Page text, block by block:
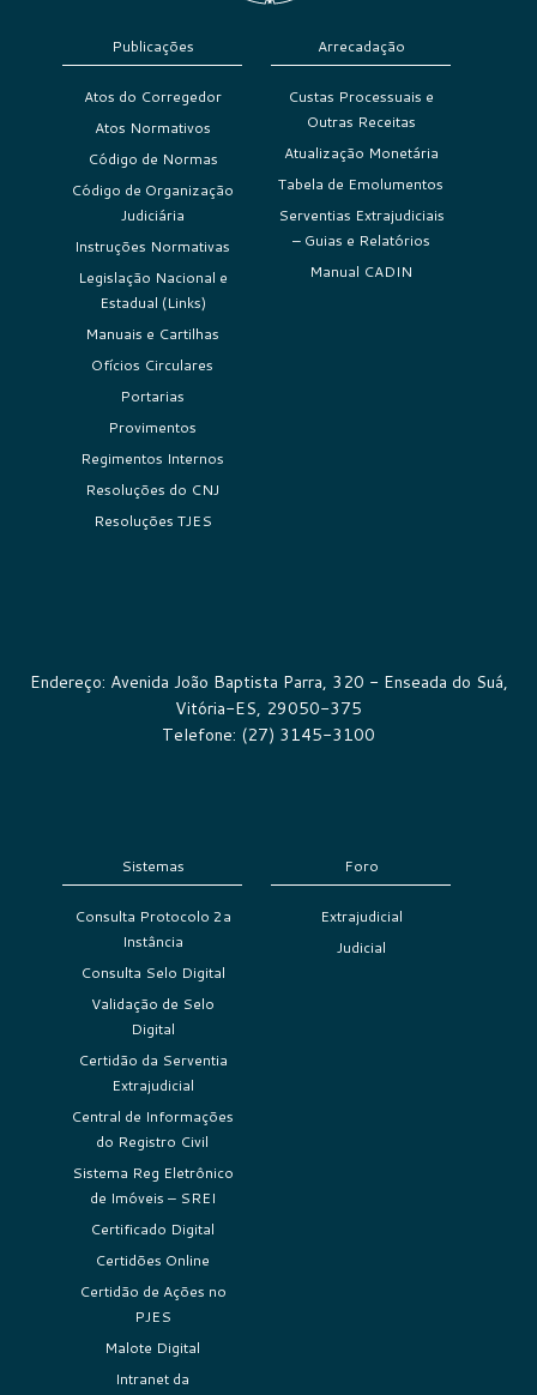
Publicações
Atos do Corregedor
Atos Normativos
Código de Normas
Código de Organização
Judiciária
Instruções Normativas
Legislação Nacional e
Estadual (Links)
Manuais e Cartilhas
Ofícios Circulares
Portarias
Provimentos
Regimentos Internos
Resoluções do CNJ
Resoluções TJES
Arrecadação
Custas Processuais e
Outras Receitas
Atualização Monetária
Tabela de Emolumentos
Serventias Extrajudiciais
– Guias e Relatórios
Manual CADIN
Endereço: Avenida João Baptista Parra, 320 - Enseada do Suá,
Vitória-ES, 29050-375
Telefone: (27) 3145-3100
Sistemas
Consulta Protocolo 2a
Instância
Consulta Selo Digital
Validação de Selo
Digital
Certidão da Serventia
Extrajudicial
Central de Informações
do Registro Civil
Sistema Reg Eletrônico
de Imóveis – SREI
Certificado Digital
Certidões Online
Certidão de Ações no
PJES
Malote Digital
Intranet da
Foro
Extrajudicial
Judicial